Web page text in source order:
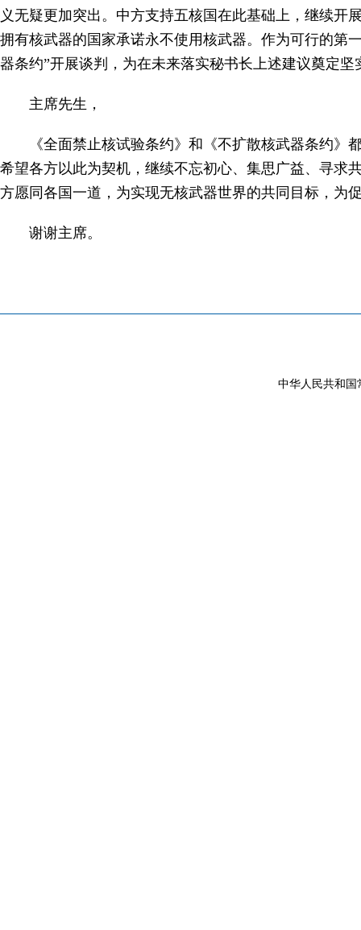
义无疑更加突出。中方支持五核国在此基础上，继续开
拥有核武器的国家承诺永不使用核武器。作为可行的第
器条约”开展谈判，为在未来落实秘书长上述建议奠定坚
主席先生，
《全面禁止核试验条约》和《不扩散核武器条约
希望各方以此为契机，继续不忘初心、集思广益、寻求
方愿同各国一道，为实现无核武器世界的共同目标，为
谢谢主席。
中华人民共和国